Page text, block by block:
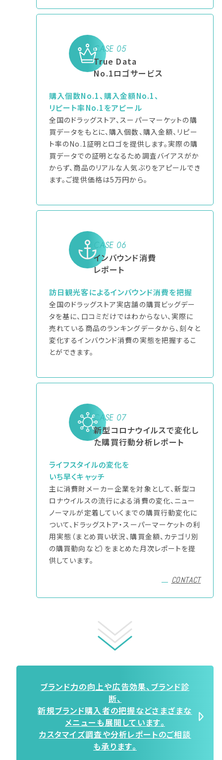
CASE 05
True Data
No.1ロゴサービス
購入個数No.1、購入金額No.1、
リピート率No.1をアピール
全国のドラッグストア、スーパーマーケットの購
買データをもとに、購入個数、購入金額、リピー
ト率のNo.1証明とロゴを提供します。実際の購
買データでの証明となるため調査バイアスがか
からず、商品のリアルな人気ぶりをアピールでき
ます。ご提供価格は5万円から。
CASE 06
インバウンド消費
レポート
訪日観光客によるインバウンド消費を把握
全国のドラッグストア実店舗の購買ビッグデー
タを基に、口コミだけではわからない、実際に
売れている商品のランキングデータから、刻々と
変化するインバウンド消費の実態を把握するこ
とができます。
CASE 07
新型コロナウイルスで変化し
た購買行動分析レポート
ライフスタイルの変化を
いち早くキャッチ
主に消費財メーカー企業を対象として、新型コ
ロナウイルスの流行による消費の変化、ニュー
ノーマルが定着していくまでの購買行動変化に
ついて、ドラッグストア・スーパーマーケットの利
用実態（まとめ買い状況、購買金額、カテゴリ別
の購買動向など）をまとめた月次レポートを提
供しています。
CONTACT
ブランド力の向上や広告効果、ブランド診
断、
新規ブランド購入者の把握などさまざまな
メニューも展開しています。
カスタマイズ調査や分析レポートのご相談
も承ります。